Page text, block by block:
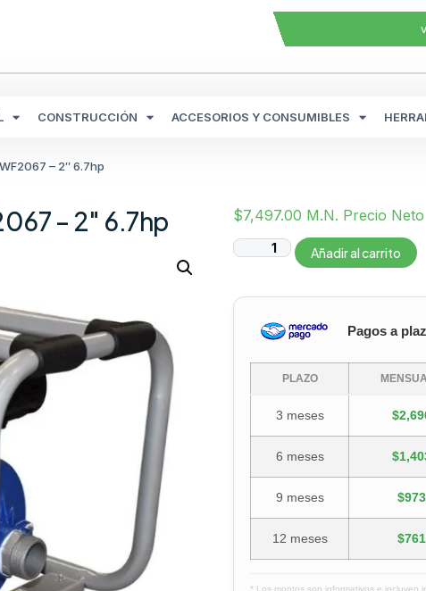
CONSTRUCCIÓN ACCESORIOS Y CONSUMIBLES
– 2″ 6.7hp
– 2″ 6.7hp $7,497.00 M.N. Precio Neto
Añadir al carrito
Pagos a
PLAZO
3 meses
6 meses
9 meses
12 meses
* Los montos son informativos e incluyen